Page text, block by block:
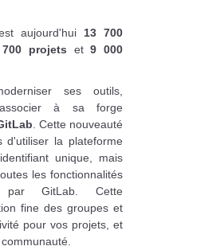
aujourd'hui 13 700
700 projets et9 000
ses outils,
à sa forge
. Cette nouveauté
d'utiliser la plateforme
unique, mais
les fonctionnalités
par GitLab. Cette
fine des groupes et
pour vos projets, et